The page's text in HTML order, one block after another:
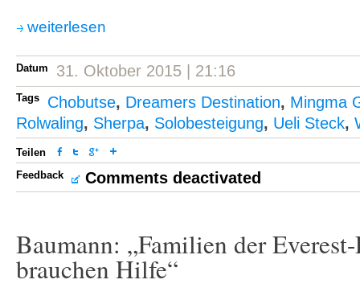
weiterlesen
Datum 31. Oktober 2015 | 21:16
Tags Chobutse, Dreamers Destination, Mingma
Rolwaling, Sherpa, Solobesteigung, Ueli Steck,
Teilen
Feedback
Comments deactivated
Baumann: „Familien der
brauchen Hilfe“